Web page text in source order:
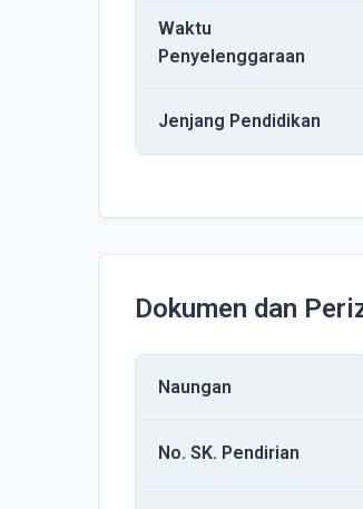
Waktu
Penyelenggaraan
Jenjang Pendidikan
Dokumen dan
Naungan
No. SK. Pendirian